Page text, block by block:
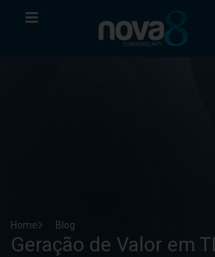
Home Blog
Geração de Valor em TI